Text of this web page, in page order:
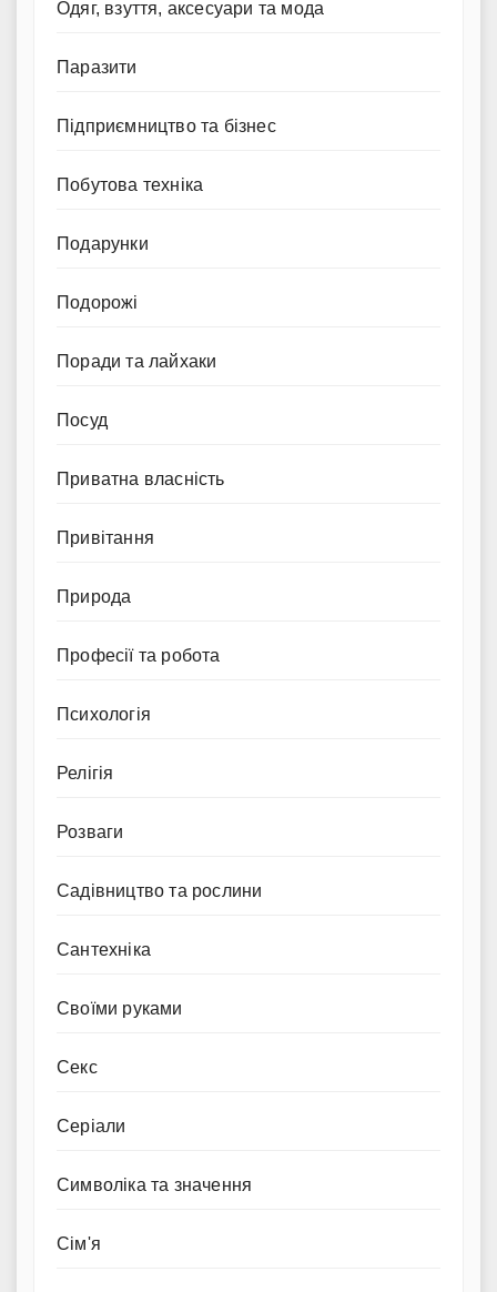
Одяг, взуття, аксесуари та мода
Паразити
Підприємництво та бізнес
Побутова техніка
Подарунки
Подорожі
Поради та лайхаки
Посуд
Приватна власність
Привітання
Природа
Професії та робота
Психологія
Релігія
Розваги
Садівництво та рослини
Сантехніка
Своїми руками
Секс
Серіали
Символіка та значення
Сім'я